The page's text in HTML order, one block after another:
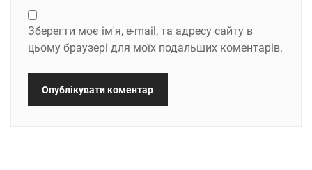
Зберегти моє ім'я, e-mail, та адресу сайту в
цьому браузері для моїх подальших коментарів.